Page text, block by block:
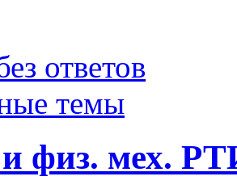
ответов
темы
физ. мех.